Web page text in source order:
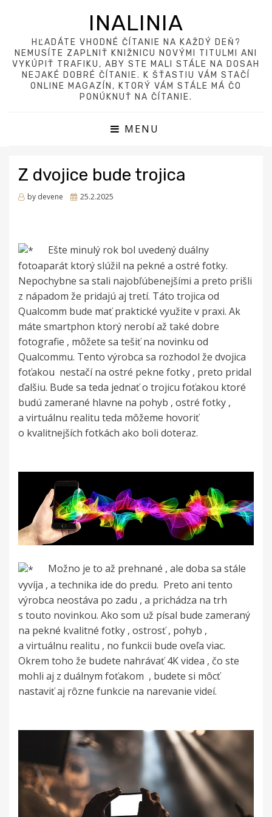
INALINIA
HĽADÁTE VHODNÉ ČÍTANIE NA KAŽDÝ DEŇ?
NEMUSÍTE ZAPLNIŤ KNIŽNICU NOVÝMI TITULMI ANI
VYKÚPIŤ TRAFIKU, ABY STE MALI STÁLE NA DOSAH
NEJAKÉ DOBRÉ ČÍTANIE. K ŠŤASTIU VÁM STAČÍ
ONLINE MAGAZÍN, KTORÝ VÁM STÁLE MÁ ČO
PONÚKNUŤ NA ČÍTANIE.
MENU
Z dvojice bude trojica
by devene
Posted
25.2.2025
Ešte minulý rok bol uvedený duálny
fotoaparát ktorý slúžil na pekné a ostré fotky.
Nepochybne sa stali najobľúbenejšími a preto prišli
z nápadom že pridajú aj tretí. Táto trojica od
Qualcomm bude mať praktické využite v praxi. Ak
máte smartphon ktorý nerobí až také dobre
fotografie , môžete sa tešiť na novinku od
Qualcommu. Tento výrobca sa rozhodol že dvojica
foťakou nestačí na ostré pekne fotky , preto pridal
ďalšiu. Bude sa teda jednať o trojicu foťakou ktoré
budú zamerané hlavne na pohyb , ostré fotky ,
a virtuálnu realitu teda môžeme hovoriť
o kvalitnejších fotkách ako boli doteraz.
Možno je to až prehnané , ale doba sa stále
vyvíja , a technika ide do predu. Preto ani tento
výrobca neostáva po zadu , a prichádza na trh
s touto novinkou. Ako som už písal bude zameraný
na pekné kvalitné fotky , ostrosť , pohyb ,
a virtuálnu realitu , no funkcii bude oveľa viac.
Okrem toho že budete nahrávať 4K videa , čo ste
mohli aj z duálnym foťakom , budete si môcť
nastaviť aj rôzne funkcie na narevanie videí.